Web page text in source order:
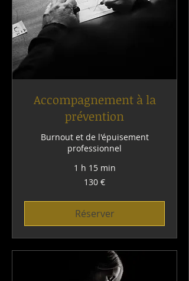
Accompagnement à la
prévention
Burnout et de l'épuisement
professionnel
1 h 15 min
130 €
Réserver